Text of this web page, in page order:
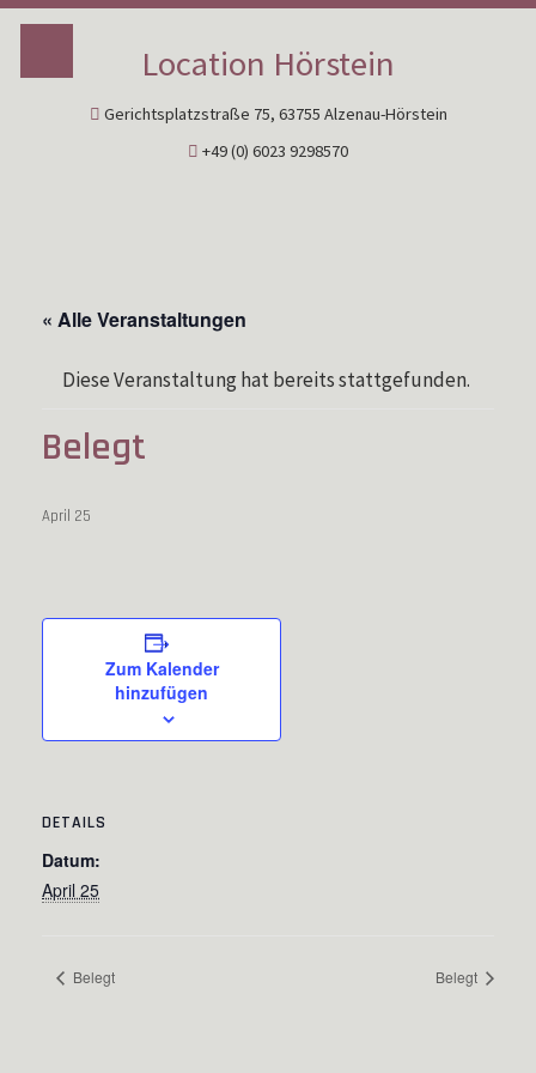
Location Hörstein
Gerichtsplatzstraße 75, 63755 Alzenau-Hörstein
+49 (0) 6023 9298570
« Alle Veranstaltungen
Diese Veranstaltung hat bereits stattgefunden.
Belegt
April 25
Zum Kalender
hinzufügen
DETAILS
Datum:
April 25
Belegt Belegt